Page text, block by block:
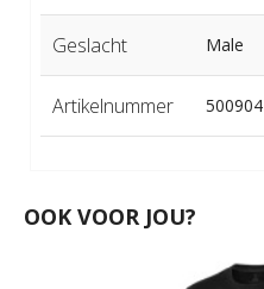
Geslacht Male
Artikelnummer 500904
OOK VOOR JOU?